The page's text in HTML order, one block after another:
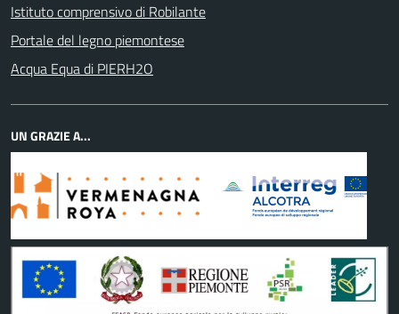
Istituto comprensivo di Robilante
Portale del legno piemontese
Acqua Equa di PIERH2O
UN GRAZIE A...